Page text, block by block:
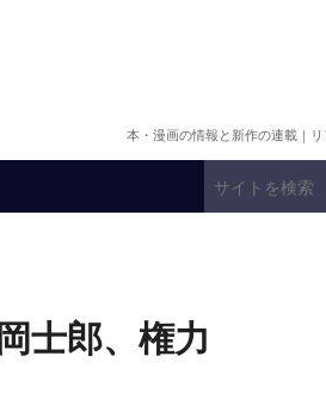
本・漫画の情報と新作の連載｜
士郎、権力